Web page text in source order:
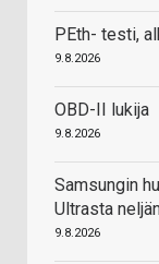
PEth- testi,
9.8.2026
OBD-II lukija
9.8.2026
Samsungin
Ultrasta
9.8.2026